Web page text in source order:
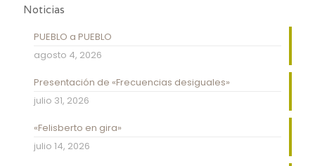
Noticias
PUEBLO a PUEBLO
agosto 4, 2026
Presentación de «Frecuencias desiguales»
julio 31, 2026
«Felisberto en gira»
julio 14, 2026